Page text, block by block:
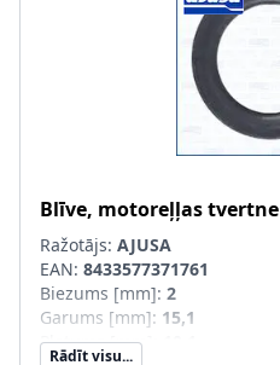
Blīve, motoreļļas tvertne
Ražotājs: AJUSA
EAN: 8433577371761
Biezums [mm]: 2
Garums [mm]: 15,1
Platums [mm]
Rādīt visu...